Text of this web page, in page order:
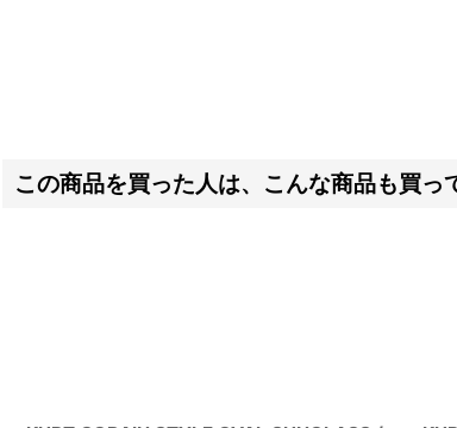
この商品を買った人は、こんな商品も買っ